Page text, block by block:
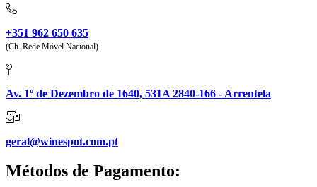
+351 962 650 635
(Ch. Rede Móvel Nacional)
Av. 1º de Dezembro de 1640, 531A 2840-166 - Arrentela
geral@winespot.com.pt
Métodos de Pagamento: